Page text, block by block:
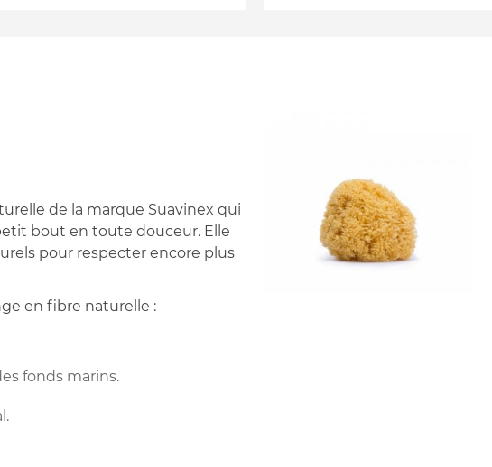
de la marque Suavinex qui
bout en toute douceur. Elle
pour respecter encore plus
en fibre naturelle :
fonds marins.